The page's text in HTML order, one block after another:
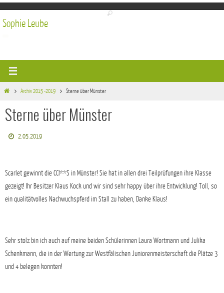
Zum
Inhalt
Sophie Leube
Start Archiv 2015 -2019 Sterne über Münster
Sterne über Münster
2.05.2019
Scarlet gewinnt die CCI**S in Münster! Sie hat in allen drei Teilprüfungen ihre Klasse
gezeigt! Ihr Besitzer Klaus Kock und wir sind sehr happy über ihre Entwicklung! Toll, so
ein qualitätvolles Nachwuchspferd im Stall zu haben, Danke Klaus!
Sehr stolz bin ich auch auf meine beiden Schülerinnen Laura Wortmann und Julika
Schenkmann, die in der Wertung zur Westfälischen Juniorenmeisterschaft die Plätze 3
und 4 belegen konnten!